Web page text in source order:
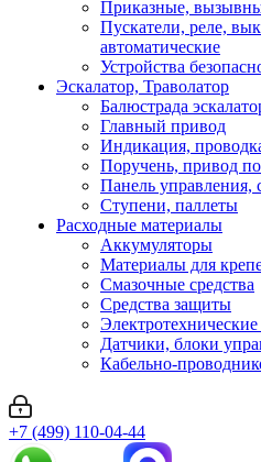
Приказные,
Пускатели, реле,
автоматические
Устройства
Эскалатор, Траволатор
Балюстрада
Главный привод
Индикация,
Поручень, привод
Панель управления,
Ступени, паллеты
Расходные материалы
Аккумуляторы
Материалы для
Смазочные средства
Средства защиты
Датчики, блоки
Кабельно-
+7 (499) 110-04-44